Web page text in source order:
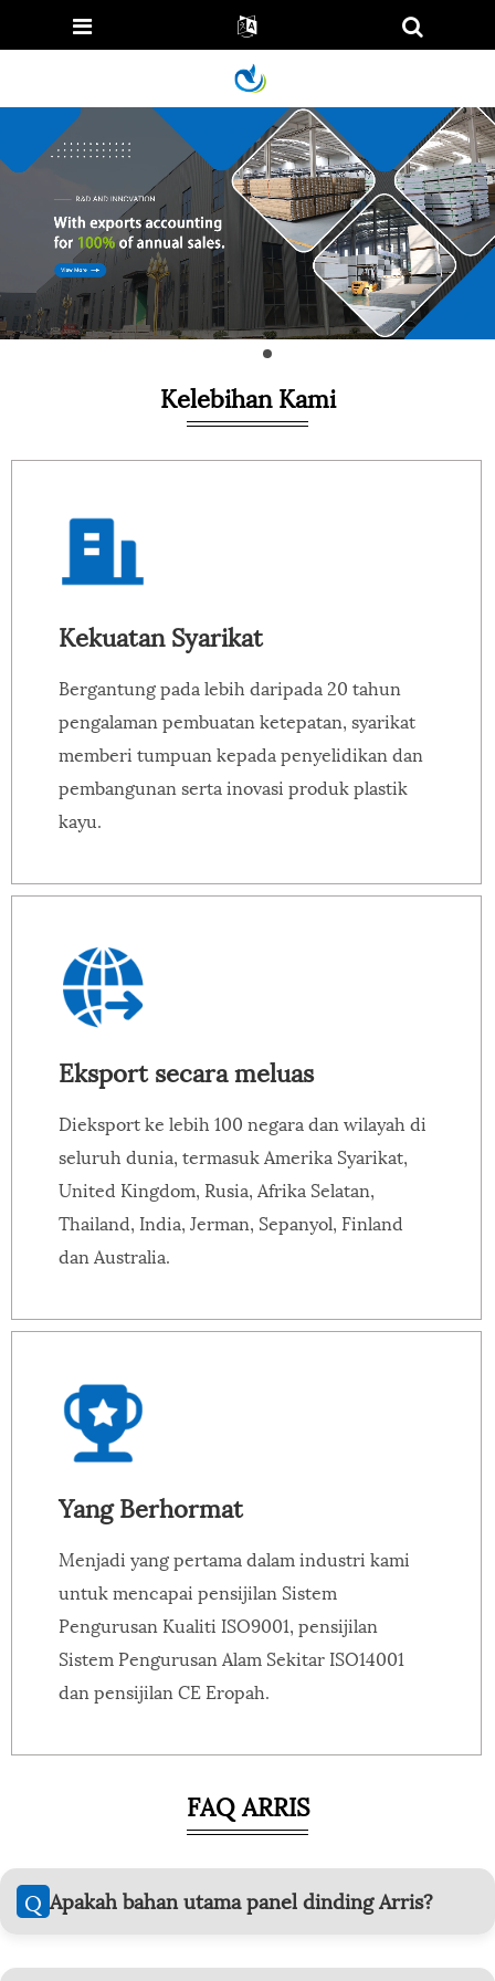
Kelebihan Kami
Kekuatan Syarikat
Bergantung pada lebih daripada 20 tahun
pengalaman pembuatan ketepatan, syarikat
memberi tumpuan kepada penyelidikan dan
pembangunan serta inovasi produk plastik
kayu.
Eksport secara meluas
Dieksport ke lebih 100 negara dan wilayah di
seluruh dunia, termasuk Amerika Syarikat,
United Kingdom, Rusia, Afrika Selatan,
Thailand, India, Jerman, Sepanyol, Finland
dan Australia.
Yang Berhormat
Menjadi yang pertama dalam industri kami
untuk mencapai pensijilan Sistem
Pengurusan Kualiti ISO9001, pensijilan
Sistem Pengurusan Alam Sekitar ISO14001
dan pensijilan CE Eropah.
FAQ ARRIS
Q Apakah bahan utama panel dinding Arris?
Composite), PVC, PS, Carbon Crystal, Bamboo